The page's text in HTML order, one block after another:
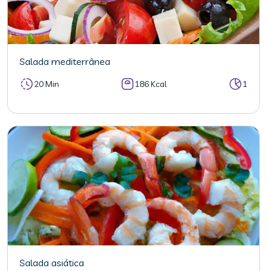
Salada mediterrânea
20 Min 186 Kcal 1
Salada asiática